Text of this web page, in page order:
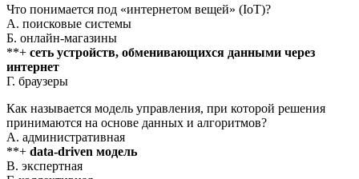
Что понимается под «интернетом вещей» (IoT)?
А. поисковые системы
Б. онлайн-магазины
**+ сеть устройств, обменивающихся данными через
интернет
Г. браузеры
Как называется модель управления, при которой решения
принимаются на основе данных и алгоритмов?
А. административная
**+ data-driven модель
В. экспертная